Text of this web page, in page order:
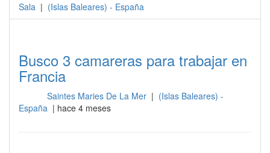
Sala | (Islas Baleares) - España
Busco 3 camareras para trabajar en
Francia
Saintes Maries De La Mer | (Islas Baleares) -
España | hace 4 meses